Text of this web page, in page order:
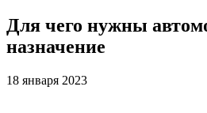
Для чего нужны
назначение
18 января 2023